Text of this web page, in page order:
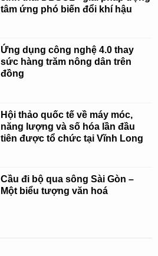
tâm ứng phó biến đổi khí hậu
Ứng dụng công nghệ 4.0 thay
sức hàng trăm nông dân trên
đồng
Hội thảo quốc tế về máy móc,
năng lượng và số hóa lần đầu
tiên được tổ chức tại Vĩnh Long
Cầu đi bộ qua sông Sài Gòn –
Một biểu tượng văn hoá